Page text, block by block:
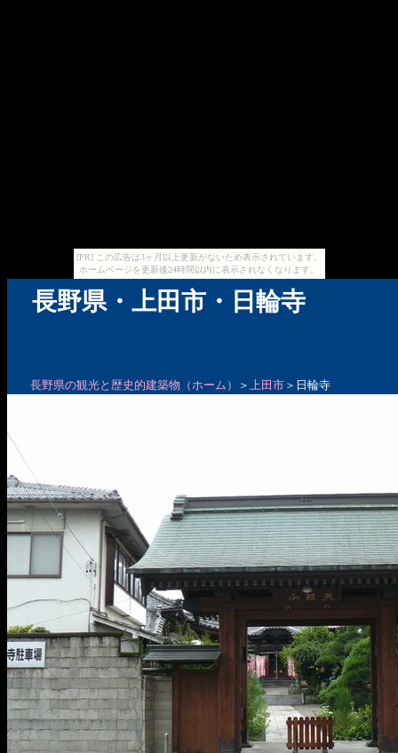
[PR] この広告は3ヶ月以上更新がないため表示されています。
ホームページを更新後24時間以内に表示されなくなります。
長野県・上田市・日輪寺
長野県の観光と歴史的建築物（ホーム） ＞ 上田市 ＞日輪寺